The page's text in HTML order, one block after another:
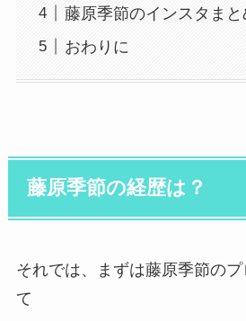
藤原季節のインスタまと
おわりに
藤原季節の経歴は？
それでは、まずは藤原季節の
て